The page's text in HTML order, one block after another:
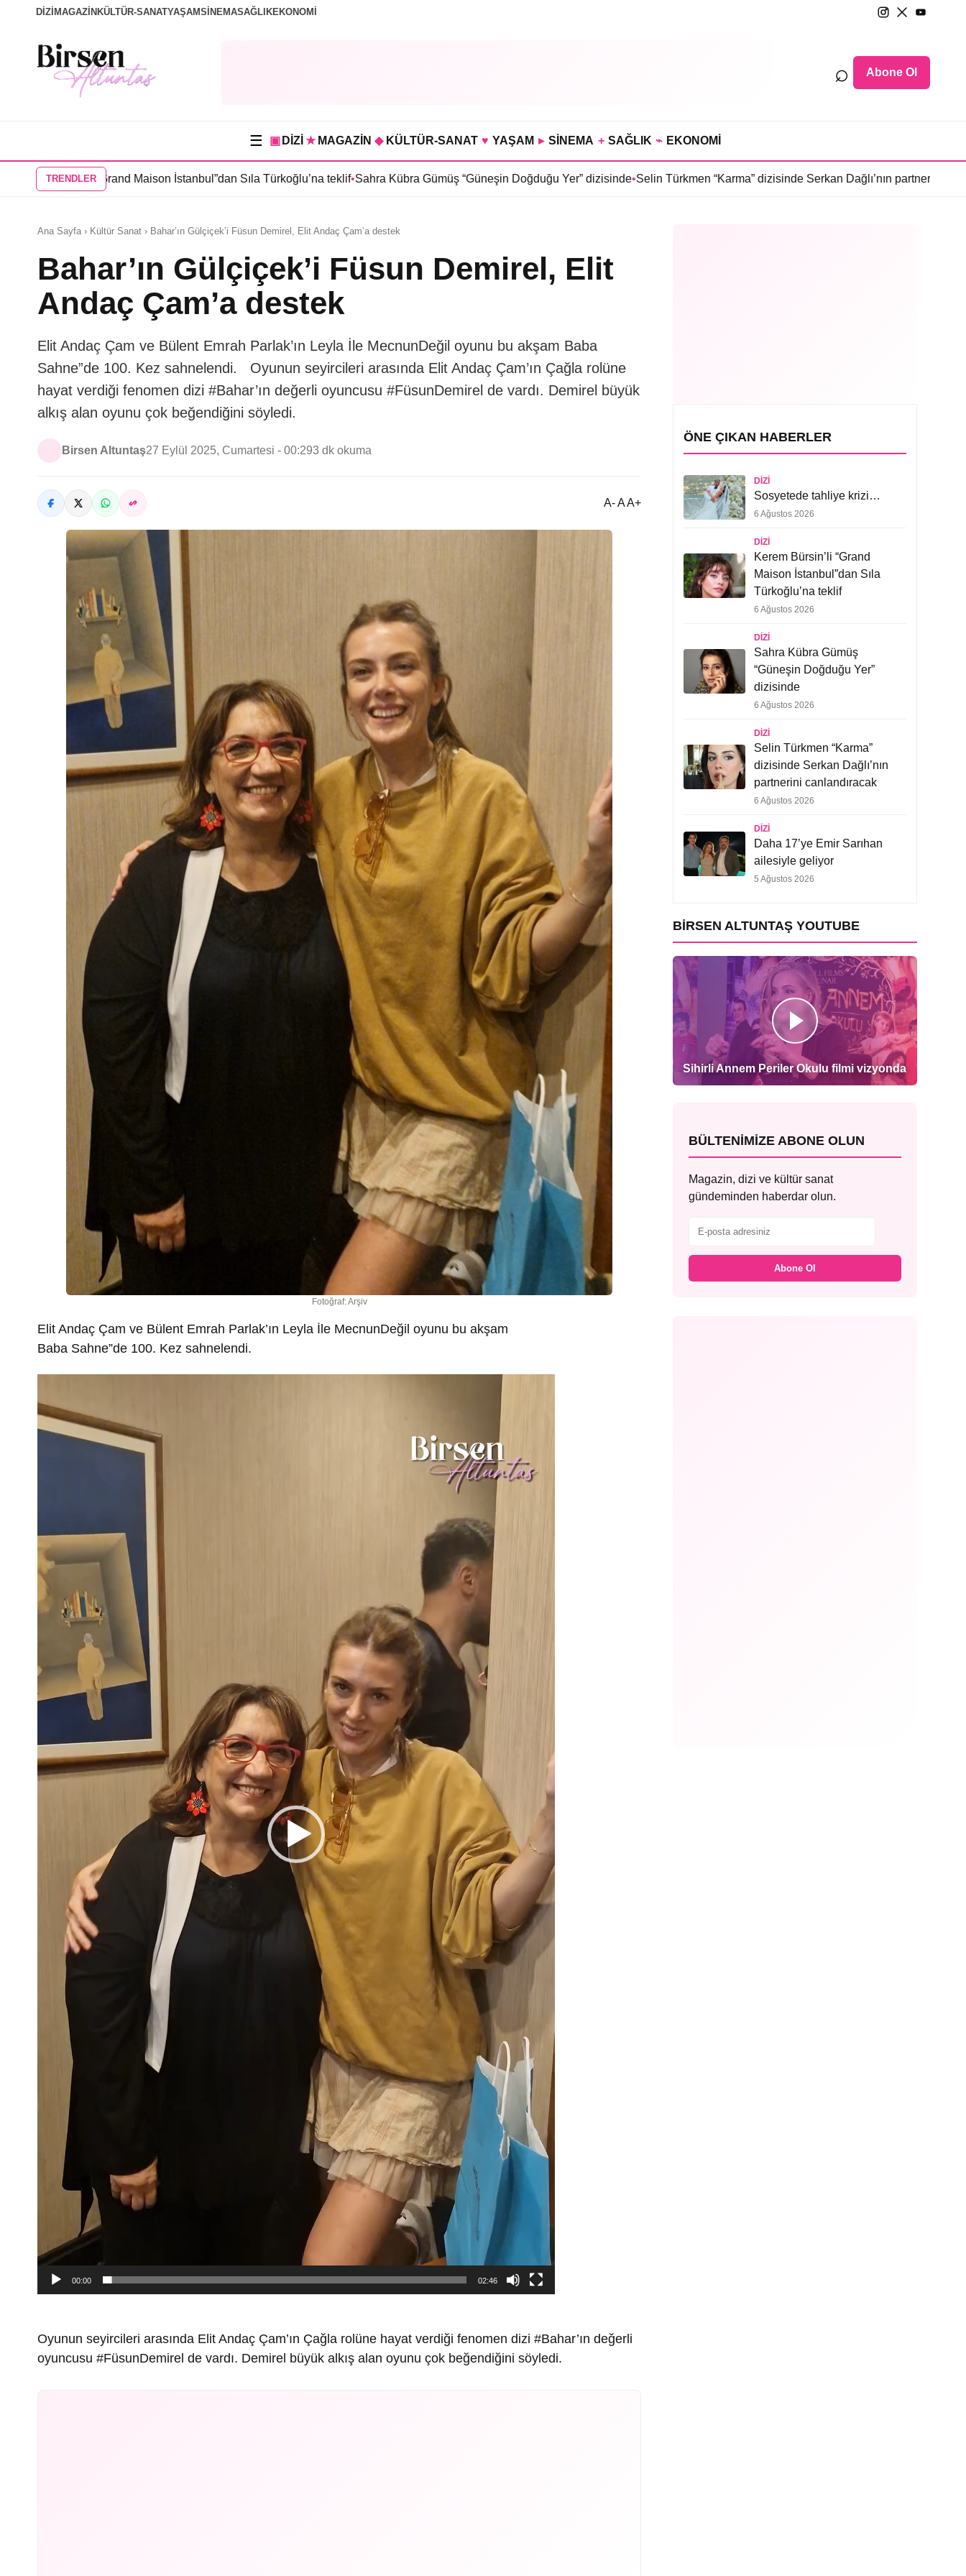
DİZİ MAGAZİN KÜLTÜR-SANATYAŞAMSİNEMASAĞLIKEKONOMİ
⌕ Abone Ol
☰ ▣ DİZİ ★ MAGAZİN ◆ KÜLTÜR-SANAT ♥ YAŞAM ▸ SİNEMA + SAĞLIK ⌁ EKONOMİ
TRENDLER
“Grand Maison İstanbul”dan Sıla Türkoğlu’na teklif•Sahra Kübra Gümüş “Güneşin Doğduğu Yer” dizisinde•Selin Türkmen “Karma” dizisinde Serkan Dağlı’nın partnerini canlandıracak
Ana Sayfa › Kültür Sanat › Bahar’ın Gülçiçek’i Füsun Demirel, Elit Andaç Çam’a destek
Bahar’ın Gülçiçek’i Füsun Demirel, Elit
Andaç Çam’a destek
Elit Andaç Çam ve Bülent Emrah Parlak’ın Leyla İle MecnunDeğil oyunu bu akşam Baba
Sahne”de 100. Kez sahnelendi. Oyunun seyircileri arasında Elit Andaç Çam’ın Çağla rolüne
hayat verdiği fenomen dizi #Bahar’ın değerli oyuncusu #FüsunDemirel de vardı. Demirel büyük
alkış alan oyunu çok beğendiğini söyledi.
Birsen Altuntaş27 Eylül 2025, Cumartesi - 00:293 dk okuma
A- A A+
Fotoğraf: Arşiv
Elit Andaç Çam ve Bülent Emrah Parlak’ın Leyla İle MecnunDeğil oyunu bu akşam
Baba Sahne”de 100. Kez sahnelendi.
oynatıcı
00:00 02:46
Oyunun seyircileri arasında Elit Andaç Çam’ın Çağla rolüne hayat verdiği fenomen dizi #Bahar’ın değerli
oyuncusu #FüsunDemirel de vardı. Demirel büyük alkış alan oyunu çok beğendiğini söyledi.
ÖNE ÇIKAN HABERLER
DIZI
Sosyetede tahliye krizi…
6 Ağustos 2026
DIZI
Kerem Bürsin’li “Grand
Maison İstanbul”dan Sıla
Türkoğlu’na teklif
6 Ağustos 2026
DIZI
Sahra Kübra Gümüş
“Güneşin Doğduğu Yer”
dizisinde
6 Ağustos 2026
DIZI
Selin Türkmen “Karma”
dizisinde Serkan Dağlı’nın
partnerini canlandıracak
6 Ağustos 2026
DIZI
Daha 17’ye Emir Sarıhan
ailesiyle geliyor
5 Ağustos 2026
BIRSEN ALTUNTAŞ YOUTUBE
Sihirli Annem Periler Okulu filmi vizyonda
BÜLTENIMIZE ABONE OLUN
Magazin, dizi ve kültür sanat
gündeminden haberdar olun.
Abone Ol